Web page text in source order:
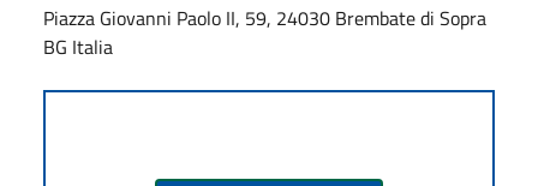
Piazza Giovanni Paolo II, 59, 24030 Brembate di Sopra
BG Italia